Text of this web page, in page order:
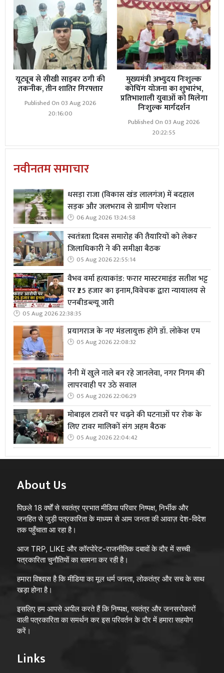
को लेकर विवादों से पुराना नाता रहा है और अब अध्याप व लैब की
कमी को लेकर उपजे ब‌वाल में अधिकारियों ने सूझ बूझ लेते हुए
मामले की शान्त कराया थारु नेता मनोहर लाल थारूने बताया कि
अध्यापकों की तैनाती प्रयाप्त नही है , लैब के अभाव में प्रयोगात्मक
परीक्षाओ के बाधित होने की प्रबल सम्भावना है और इसकी भी
व्यवस्था तत्काल होनी चाहिए।
यूट्यूब से सीखी साइबर ठगी की
तकनीक, तीन शातिर गिरफ्तार
Published On 03 Aug 2026
20:16:00
मुख्यमंत्री अभ्युदय निःशुल्क
कोचिंग योजना का शुभारंभ,
प्रतिभाशाली युवाओं को मिलेगा
निःशुल्क मार्गदर्शन
Published On 03 Aug 2026
20:22:55
नवीनतम समाचार
धसड़ा राजा (विकास खंड लालगंज) में बदहाल
सड़क और जलभराव से ग्रामीण परेशान
06 Aug 2026 13:24:58
स्वतंत्रता दिवस समारोह की तैयारियों को लेकर
जिलाधिकारी ने की समीक्षा बैठक
05 Aug 2026 22:55:14
वैभव वर्मा हत्याकांड: फरार मास्टरमाइंड सतीश भट्ट
पर ₹25 हजार का इनाम,विवेचक द्वारा न्यायालय से
एनबीडब्ल्यू जारी
05 Aug 2026 22:38:35
प्रयागराज के नए मंडलायुक्त होंगे डॉ. लोकेश एम
05 Aug 2026 22:08:32
नैनी में खुले नाले बन रहे जानलेवा, नगर निगम की
लापरवाही पर उठे सवाल
05 Aug 2026 22:06:29
मोबाइल टावरों पर चढ़ने की घटनाओं पर रोक के
लिए टावर मालिकों संग अहम बैठक
05 Aug 2026 22:04:42
About Us
पिछले 18 वर्षों से स्वतंत्र प्रभात मीडिया परिवार निष्पक्ष, निर्भीक और
जनहित से जुड़ी पत्रकारिता के माध्यम से आम जनता की आवाज़ देश-विदेश
तक पहुँचाता आ रहा है।
आज TRP, LIKE और कॉरपोरेट-राजनीतिक दबावों के दौर में सच्ची
पत्रकारिता चुनौतियों का सामना कर रही है।
हमारा विश्वास है कि मीडिया का मूल धर्म जनता, लोकतंत्र और सच के साथ
खड़ा होना है।
इसलिए हम आपसे अपील करते हैं कि निष्पक्ष, स्वतंत्र और जनसरोकारों
वाली पत्रकारिता का समर्थन कर इस परिवर्तन के दौर में हमारा सहयोग
करें।
Links